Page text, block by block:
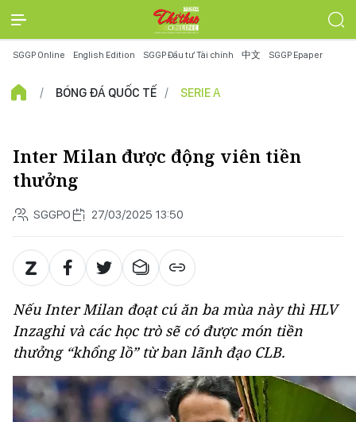
SGGP Online English Edition SGGP Đầu tư Tài chính 中文 SGGP Epaper
BÓNG ĐÁ QUỐC TẾ SERIE A
Inter Milan được động viên tiền
thưởng
SGGPO 27/03/2025 13:50
Nếu Inter Milan đoạt cú ăn ba mùa này thì HLV
Inzaghi và các học trò sẽ có được món tiền
thưởng “khổng lồ” từ ban lãnh đạo CLB.